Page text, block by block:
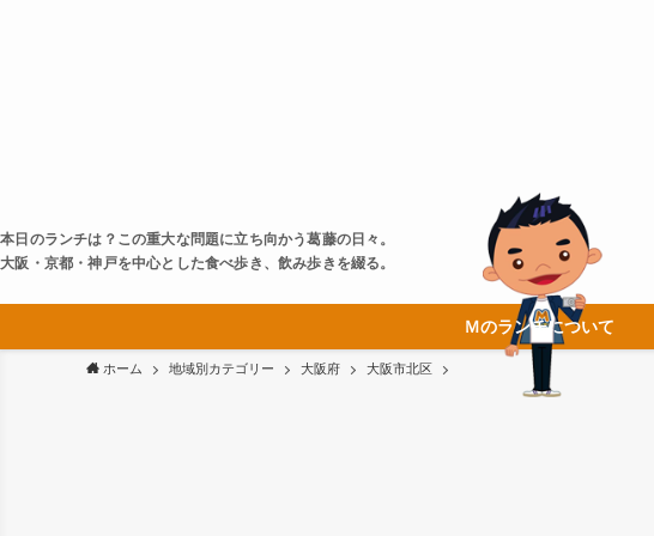
本日のランチは？この重大な問題に立ち向かう葛藤の日々。
大阪・京都・神戸を中心とした食べ歩き、飲み歩きを綴る。
Ｍのランチについて
ホーム 地域別カテゴリー 大阪府 大阪市北区